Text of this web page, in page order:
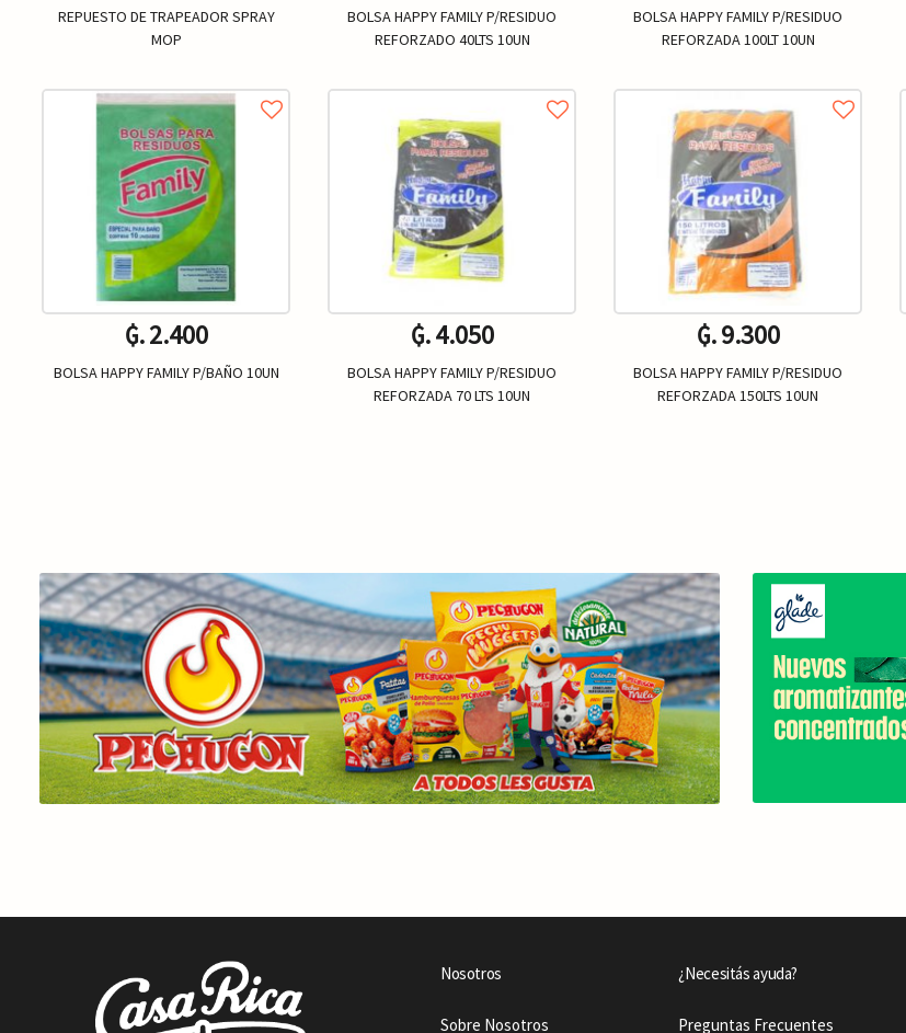
REPUESTO DE TRAPEADOR SPRAY
MOP
₲. 2.400
BOLSA HAPPY FAMILY P/BAÑO 10UN
BOLSA HAPPY FAMILY P/RESIDUO
REFORZADO 40LTS 10UN
₲. 4.050
BOLSA HAPPY FAMILY P/RESIDUO
REFORZADA 70 LTS 10UN
BOLSA HAPPY FAMILY P/RESIDUO
REFORZADA 100LT 10UN
₲. 9.300
BOLSA HAPPY FAMILY P/RESIDUO
REFORZADA 150LTS 10UN
Nosotros
Sobre Nosotros
¿Necesitás ayuda?
Preguntas Frecuentes